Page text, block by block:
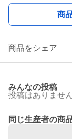
商
商品をシェア
みんなの投稿
投稿はありませ
同じ生産者の商